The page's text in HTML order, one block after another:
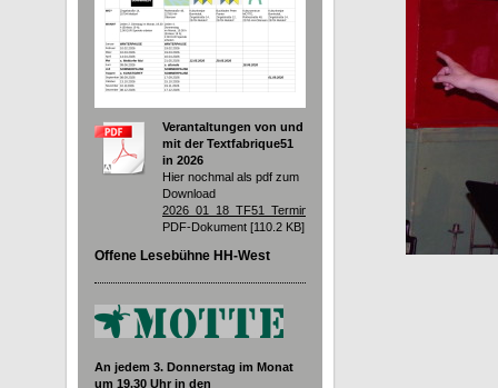
Verantaltungen von und
mit der Textfabrique51
in 2026
Hier nochmal als pdf zum
Download
2026_01_18_TF51_Termine.pdf
PDF-Dokument [110.2 KB]
Offene Lesebühne HH-West
An jedem 3. Donnerstag im Monat
um 19.30 Uhr in den